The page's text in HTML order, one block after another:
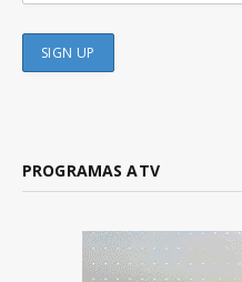
PROGRAMAS ATV